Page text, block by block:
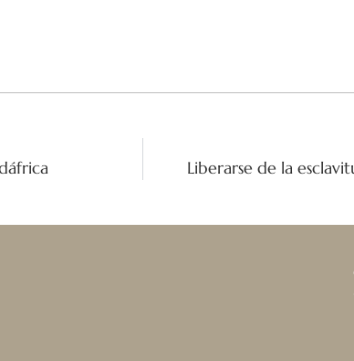
Liberarse de la